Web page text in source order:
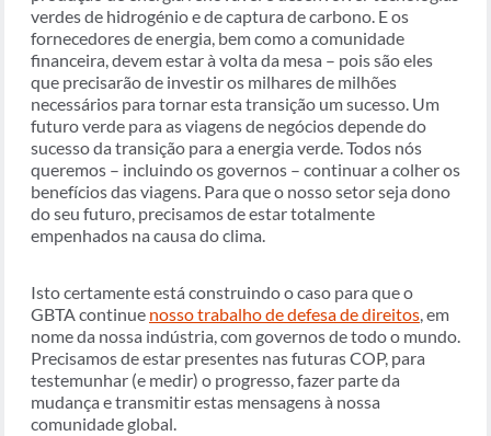
verdes de hidrogénio e de captura de carbono. E os
fornecedores de energia, bem como a comunidade
financeira, devem estar à volta da mesa – pois são eles
que precisarão de investir os milhares de milhões
necessários para tornar esta transição um sucesso. Um
futuro verde para as viagens de negócios depende do
sucesso da transição para a energia verde. Todos nós
queremos – incluindo os governos – continuar a colher os
benefícios das viagens. Para que o nosso setor seja dono
do seu futuro, precisamos de estar totalmente
empenhados na causa do clima.
Isto certamente está construindo o caso para que o
GBTA continue nosso trabalho de defesa de direitos, em
nome da nossa indústria, com governos de todo o mundo.
Precisamos de estar presentes nas futuras COP, para
testemunhar (e medir) o progresso, fazer parte da
mudança e transmitir estas mensagens à nossa
comunidade global.